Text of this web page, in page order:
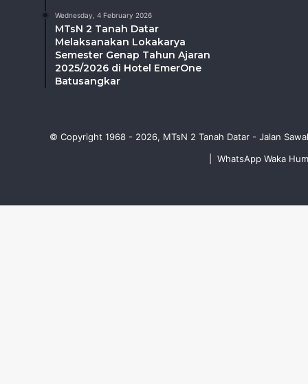
Wednesday, 4 February 2026
MTsN 2 Tanah Datar
Melaksanakan Lokakarya
Semester Genap Tahun Ajaran
2025/2026 di Hotel EmerOne
Batusangkar
© Copyright 1968 - 2026, MTsN 2 Tanah Datar - Jalan
WhatsApp Waka